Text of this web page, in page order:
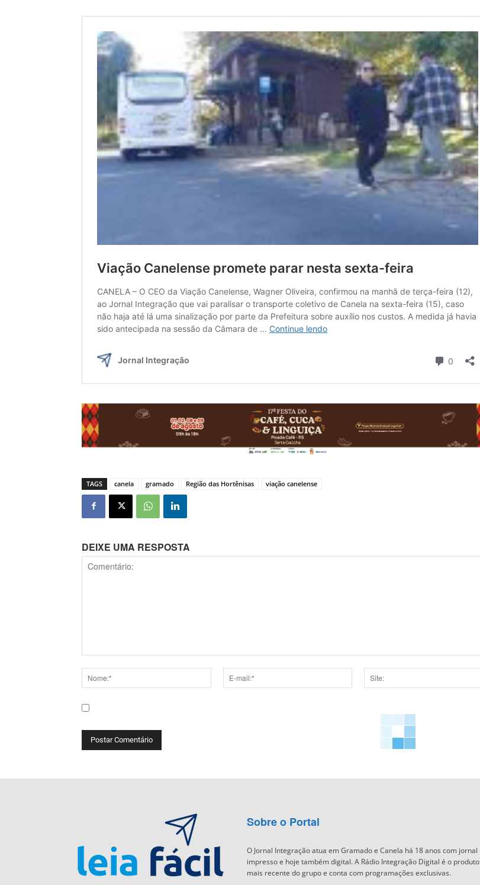
TAGS canela gramado Região das Hortênisas viação canelense
DEIXE UMA RESPOSTA
Salve meu nome, e-mail e site neste navegador para a próxima vez que eu comentar.
Sobre o Portal
O Jornal Integração atua em Gramado e Canela há 18 anos com jornal
impresso e hoje também digital. A Rádio Integração Digital é o produto
mais recente do grupo e conta com programações exclusivas.